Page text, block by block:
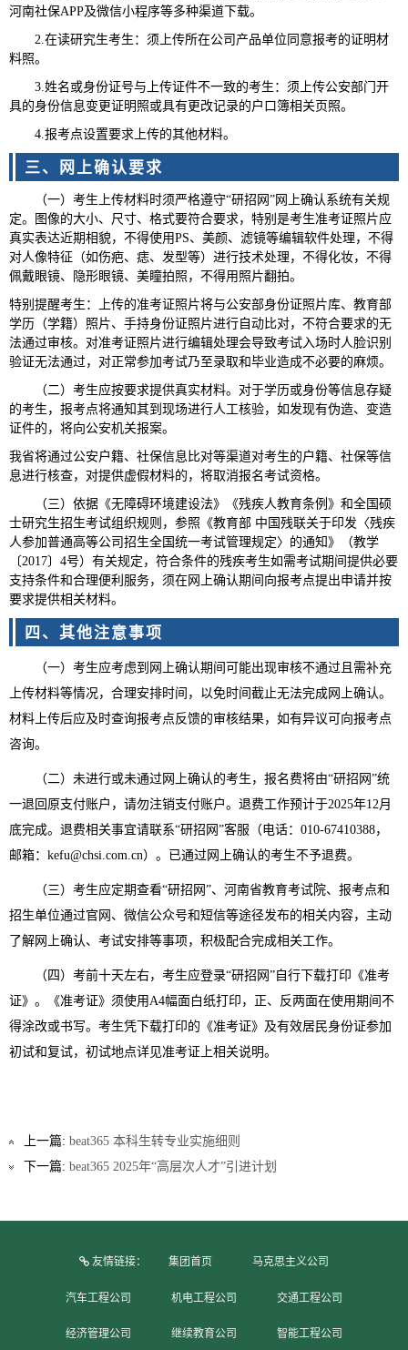
河南社保APP及微信小程序等多种渠道下载。
2.在读研究生考生：须上传所在公司产品单位同意报考的证明材
料照。
3.姓名或身份证号与上传证件不一致的考生：须上传公安部门开
具的身份信息变更证明照或具有更改记录的户口簿相关页照。
4.报考点设置要求上传的其他材料。
三、网上确认要求
（一）考生上传材料时须严格遵守“研招网”网上确认系统有关规
定。图像的大小、尺寸、格式要符合要求，特别是考生准考证照片应
真实表达近期相貌，不得使用PS、美颜、滤镜等编辑软件处理，不得
对人像特征（如伤疤、痣、发型等）进行技术处理，不得化妆，不得
佩戴眼镜、隐形眼镜、美瞳拍照，不得用照片翻拍。
特别提醒考生：上传的准考证照片将与公安部身份证照片库、教育部
学历（学籍）照片、手持身份证照片进行自动比对，不符合要求的无
法通过审核。对准考证照片进行编辑处理会导致考试入场时人脸识别
验证无法通过，对正常参加考试乃至录取和毕业造成不必要的麻烦。
（二）考生应按要求提供真实材料。对于学历或身份等信息存疑
的考生，报考点将通知其到现场进行人工核验，如发现有伪造、变造
证件的，将向公安机关报案。
我省将通过公安户籍、社保信息比对等渠道对考生的户籍、社保等信
息进行核查，对提供虚假材料的，将取消报名考试资格。
（三）依据《无障碍环境建设法》《残疾人教育条例》和全国硕
士研究生招生考试组织规则，参照《教育部 中国残联关于印发〈残疾
人参加普通高等公司招生全国统一考试管理规定〉的通知》（教学
〔2017〕4号）有关规定，符合条件的残疾考生如需考试期间提供必要
支持条件和合理便利服务，须在网上确认期间向报考点提出申请并按
要求提供相关材料。
四、其他注意事项
（一）考生应考虑到网上确认期间可能出现审核不通过且需补充
上传材料等情况，合理安排时间，以免时间截止无法完成网上确认。
材料上传后应及时查询报考点反馈的审核结果，如有异议可向报考点
咨询。
（二）未进行或未通过网上确认的考生，报名费将由“研招网”统
一退回原支付账户，请勿注销支付账户。退费工作预计于2025年12月
底完成。退费相关事宜请联系“研招网”客服（电话：010-67410388，
邮箱：kefu@chsi.com.cn）。已通过网上确认的考生不予退费。
（三）考生应定期查看“研招网”、河南省教育考试院、报考点和
招生单位通过官网、微信公众号和短信等途径发布的相关内容，主动
了解网上确认、考试安排等事项，积极配合完成相关工作。
（四）考前十天左右，考生应登录“研招网”自行下载打印《准考
证》。《准考证》须使用A4幅面白纸打印，正、反两面在使用期间不
得涂改或书写。考生凭下载打印的《准考证》及有效居民身份证参加
初试和复试，初试地点详见准考证上相关说明。
上一篇: beat365 本科生转专业实施细则
下一篇: beat365 2025年“高层次人才”引进计划
友情链接： 集团首页 马克思主义公司
汽车工程公司 机电工程公司 交通工程公司
经济管理公司 继续教育公司 智能工程公司